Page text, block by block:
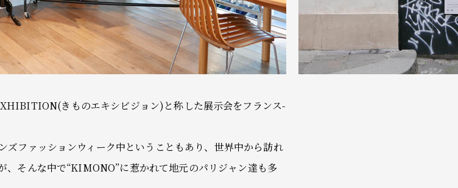
きものエキシビジョン)と称した展示会をフランス-
ズファッションウィーク中ということもあり、世界中から訪れ
、そんな中で“KIMONO”に惹かれて地元のパリジャン達も多